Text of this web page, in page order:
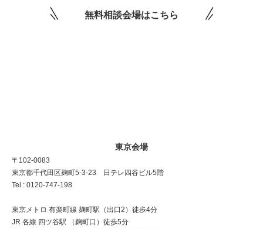
無料相談会場はこちら
東京会場
〒102-0083
東京都千代田区麹町5-3-23 日テレ四谷ビル5階
Tel : 0120-747-198
東京メトロ 有楽町線 麹町駅（出口2）徒歩4分
JR 各線 四ツ谷駅 （麹町口）徒歩5分